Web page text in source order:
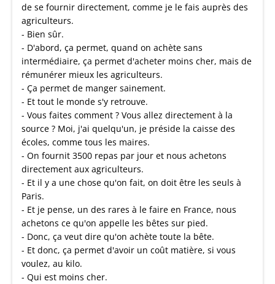
de se fournir directement, comme je le fais auprès des
agriculteurs.
- Bien sûr.
- D'abord, ça permet, quand on achète sans
intermédiaire, ça permet d'acheter moins cher, mais de
rémunérer mieux les agriculteurs.
- Ça permet de manger sainement.
- Et tout le monde s'y retrouve.
- Vous faites comment ? Vous allez directement à la
source ? Moi, j'ai quelqu'un, je préside la caisse des
écoles, comme tous les maires.
- On fournit 3500 repas par jour et nous achetons
directement aux agriculteurs.
- Et il y a une chose qu'on fait, on doit être les seuls à
Paris.
- Et je pense, un des rares à le faire en France, nous
achetons ce qu'on appelle les bêtes sur pied.
- Donc, ça veut dire qu'on achète toute la bête.
- Et donc, ça permet d'avoir un coût matière, si vous
voulez, au kilo.
- Qui est moins cher.